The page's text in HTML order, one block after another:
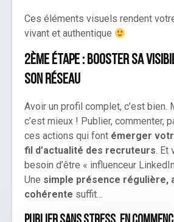
Ces éléments visuels rendent
vivant et authentique
2ème étape : booster sa
son réseau
Avoir un profil complet, c’est bien.
c’est mieux ! Publier, commenter,
ces actions qui font émerger
fil d’actualité des recruteurs. Et
besoin d’être « influenceur
Une simple présence régulière,
cohérente suffit…